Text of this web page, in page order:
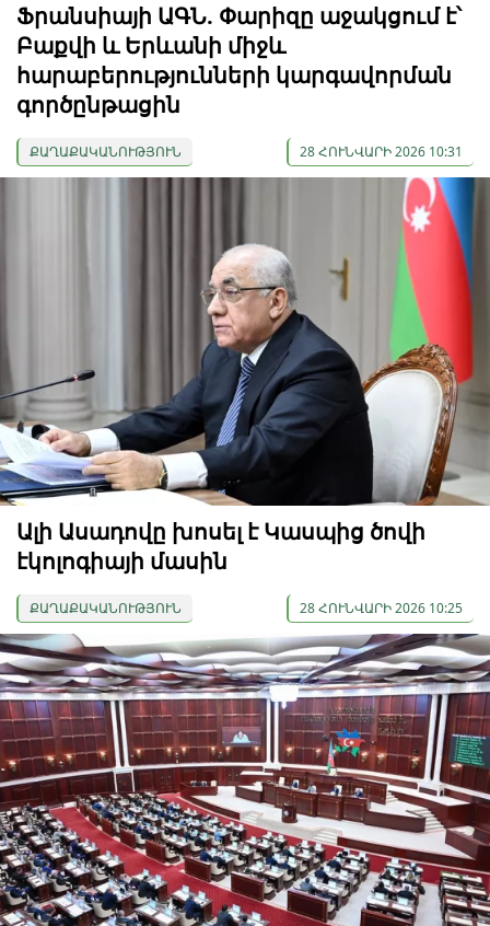
Ֆրանսիայի ԱԳՆ. Փարիզը աջակցում է՝
Բաքվի և Երևանի միջև
հարաբերությունների կարգավորման
գործընթացին
ՔԱՂԱՔԱԿԱՆՈՒԹՅՈՒՆ 28 ՀՈՒՆՎԱՐԻ 2026 10:31
Ալի Ասադովը խոսել է Կասպից ծովի
էկոլոգիայի մասին
ՔԱՂԱՔԱԿԱՆՈՒԹՅՈՒՆ 28 ՀՈՒՆՎԱՐԻ 2026 10:25